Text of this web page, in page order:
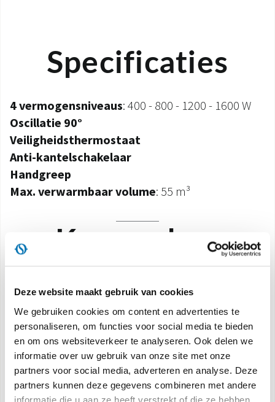
Deze website maakt gebruik van cookies
We gebruiken cookies om content en advertenties te
personaliseren, om functies voor social media te bieden
en om ons websiteverkeer te analyseren. Ook delen we
informatie over uw gebruik van onze site met onze
partners voor social media, adverteren en analyse. Deze
partners kunnen deze gegevens combineren met andere
informatie die u aan ze heeft verstrekt of die ze hebben
Specificaties
4 vermogensniveaus: 400 - 800 - 1200 - 1600 W
Oscillatie 90°
Veiligheidsthermostaat
Anti-kantelschakelaar
Handgreep
Max. verwarmbaar volume: 55 m³
Kenmerken
Maximale verwarmingssnelheid. De
halogeentechnologie
garandeert een gelijkmatig comfort en het uiterst
snel bereiken van de beoogde
werking.